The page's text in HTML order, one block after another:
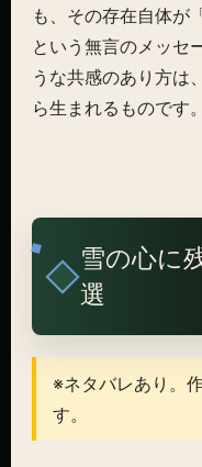
も、その存在自体が
という無言のメッ
うな共感のあり方は
ら生まれるものです。
雪の心に
選
※ネタバレあり。
す。